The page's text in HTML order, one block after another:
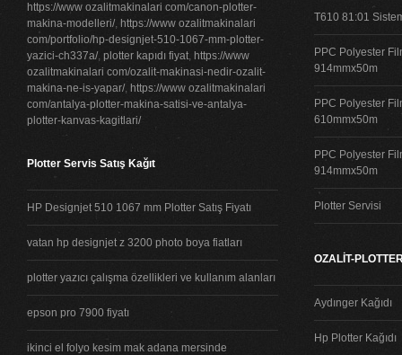
https://www ozalitmakinalari com/canon-plotter-
makina-modelleri/, https://www ozalitmakinalari
com/portfolio/hp-designjet-510-1067-mm-plotter-
yazici-ch337a/, plotter kapıdı fiyat, https://www
ozalitmakinalari com/ozalit-makinasi-nedir-ozalit-
makina-ne-is-yapar/, https://www ozalitmakinalari
com/antalya-plotter-makina-satisi-ve-antalya-
plotter-kanvas-kagitlari/
Plotter Servis Satış Kağıt
HP Designjet 510 1067 mm Plotter Satış Fiyatı
vatan hp designjet z 3200 photo boya fiatları
plotter yazıcı çalışma özellikleri ve kullanım alanları
epson pro 7900 fiyatı
ikinci el folyo kesim mak adana mersinde
T610 81:01
PPC Polyester
914mmx50m
PPC Polyester
610mmx50m
PPC Polyester
914mmx50m
Plotter Servisi
OZALİT-
Aydınger Kağıdı
Hp Plotter Kağıdı